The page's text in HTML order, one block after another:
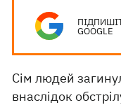
GOOGLE
Сім людей
внаслідок